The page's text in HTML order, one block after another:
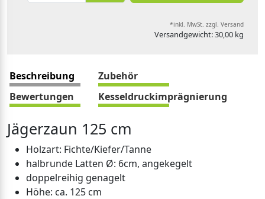
*inkl. MwSt. zzgl. Versand
Versandgewicht: 30,00 kg
Beschreibung
Zubehör
Bewertungen
Kesseldruckimprägnierung
Jägerzaun 125 cm
Holzart: Fichte/Kiefer/Tanne
halbrunde Latten Ø: 6cm, angekegelt
doppelreihig genagelt
Höhe: ca. 125 cm